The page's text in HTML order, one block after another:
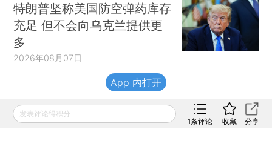
特朗普坚称美国防空弹药库存
充足 但不会向乌克兰提供更
多
2026年08月07日
财新移动
发表评论得积分
1条评论 收藏 分享
App 内打开